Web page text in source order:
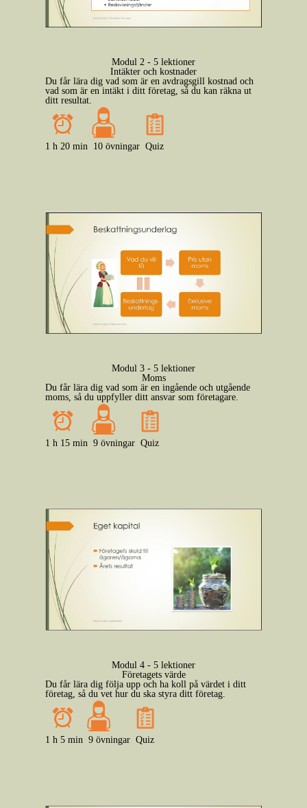
Modul 2 - 5 lektioner
Intäkter och kostnader
Du får lära dig vad som är en avdragsgill kostnad och
vad som är en intäkt i ditt företag, så du kan räkna ut
ditt resultat.
1 h 20 min 10 övningar Quiz
Modul 3 - 5 lektioner
Moms
Du får lära dig vad som är en ingående och utgående
moms, så du uppfyller ditt ansvar som företagare.
1 h 15 min 9 övningar Quiz
Modul 4 - 5 lektioner
Företagets värde
Du får lära dig följa upp och ha koll på värdet i ditt
företag, så du vet hur du ska styra ditt företag.
1 h 5 min 9 övningar Quiz